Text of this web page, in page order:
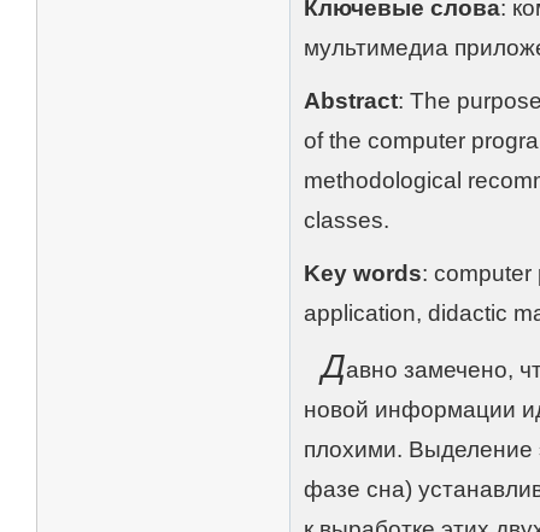
Ключевые слова:
мультимедиа
Abstract: The
of the computer
methodological
classes.
Key words: computer
application, didactic
Давно замечено,
новой информации
плохими. Выделение
фазе сна)